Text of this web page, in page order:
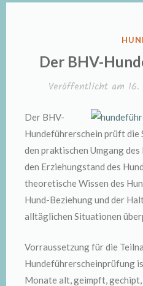
Der BHV-
Veröffentlicht am
Der BHV-
Hundeführerschein prüft die
den praktischen Umgang
den Erziehungstand des
theoretische Wissen des
Hund-Beziehung und der
alltäglichen Situationen
Vorraussetzung für die
Hundeführerscheinprüfung
Monate alt, geimpft,